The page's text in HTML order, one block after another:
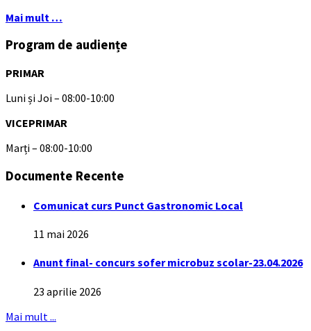
Mai mult …
Program de audiențe
PRIMAR
Luni și Joi – 08:00-10:00
VICEPRIMAR
Marți – 08:00-10:00
Documente Recente
Comunicat curs Punct Gastronomic Local
11 mai 2026
Anunt final- concurs sofer microbuz scolar-23.04.2026
23 aprilie 2026
Mai mult ...